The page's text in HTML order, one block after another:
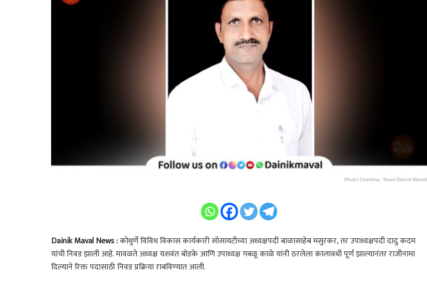
Photo Courtesy : Team Dainik Maval
Dainik Maval News :कोथुर्णे विविध विकास कार्यकारी सोसायटीच्या अध्यक्षपदी बाळासाहेब मसुरकर, तर उपाध्यक्षपदी दादु कदम
यांची निवड झाली आहे. मावळते अध्यक्ष यशवंत बोडके आणि उपाध्यक्ष गबळू काळे यांनी ठरलेला कालावधी पूर्ण झाल्यानंतर राजीनामा
दिल्याने रिक्त पदासाठी निवड प्रक्रिया राबविण्यात आली.